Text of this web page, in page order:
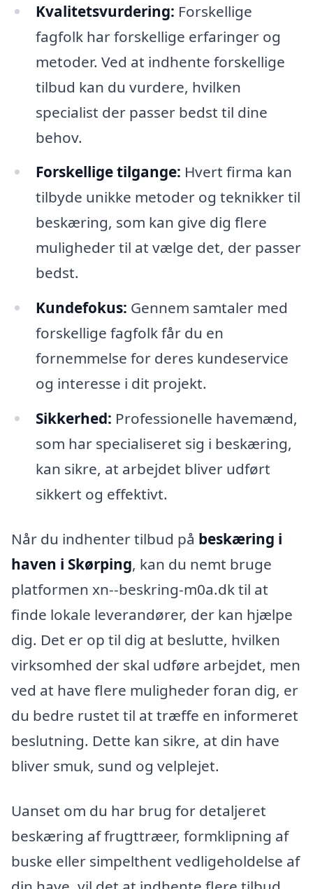
Kvalitetsvurdering: Forskellige
fagfolk har forskellige erfaringer og
metoder. Ved at indhente forskellige
tilbud kan du vurdere, hvilken
specialist der passer bedst til dine
behov.
Forskellige tilgange: Hvert firma kan
tilbyde unikke metoder og teknikker til
beskæring, som kan give dig flere
muligheder til at vælge det, der passer
bedst.
Kundefokus: Gennem samtaler med
forskellige fagfolk får du en
fornemmelse for deres kundeservice
og interesse i dit projekt.
Sikkerhed: Professionelle havemænd,
som har specialiseret sig i beskæring,
kan sikre, at arbejdet bliver udført
sikkert og effektivt.
Når du indhenter tilbud på beskæring i
haven i Skørping, kan du nemt bruge
platformen xn--beskring-m0a.dk til at
finde lokale leverandører, der kan hjælpe
dig. Det er op til dig at beslutte, hvilken
virksomhed der skal udføre arbejdet, men
ved at have flere muligheder foran dig, er
du bedre rustet til at træffe en informeret
beslutning. Dette kan sikre, at din have
bliver smuk, sund og velplejet.
Uanset om du har brug for detaljeret
beskæring af frugttræer, formklipning af
buske eller simpelthent vedligeholdelse af